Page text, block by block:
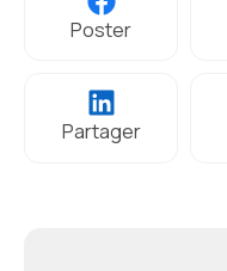
Poster
Partager